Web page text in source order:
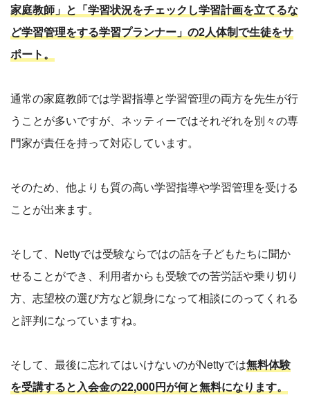
家庭教師」と「学習状況をチェックし学習計画を立てるな
ど学習管理をする学習プランナー」の2人体制で生徒をサ
ポート。
通常の家庭教師では学習指導と学習管理の両方を先生が行
うことが多いですが、ネッティーではそれぞれを別々の専
門家が責任を持って対応しています。
そのため、他よりも質の高い学習指導や学習管理を受ける
ことが出来ます。
そして、Nettyでは受験ならではの話を子どもたちに聞か
せることができ、利用者からも受験での苦労話や乗り切り
方、志望校の選び方など親身になって相談にのってくれる
と評判になっていますね。
そして、最後に忘れてはいけないのがNettyでは無料体験
を受講すると入会金の22,000円が何と無料になります。